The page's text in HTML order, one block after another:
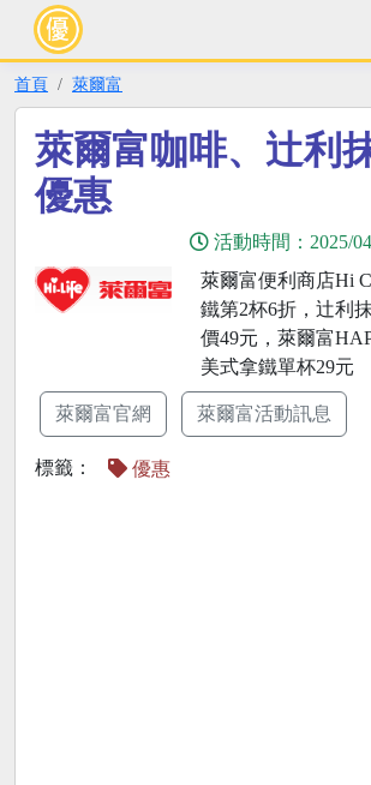
首頁 萊爾富
萊爾富咖啡、辻利
優惠
活動時間： 2025/
萊爾富便利商店Hi
鐵第2杯6折，辻利
價49元，萊爾富
美式拿鐵單杯29元
萊爾富官網 萊爾富活動訊息
標籤： 優惠